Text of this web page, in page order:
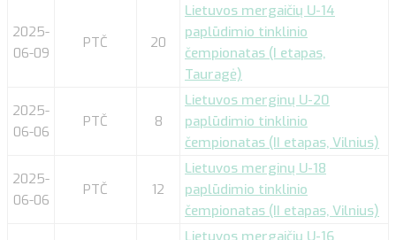
2025-
06-09
PTČ 20
Lietuvos mergaičių U-14
paplūdimio tinklinio
čempionatas (I etapas,
Tauragė)
2025-
06-06
PTČ 8
Lietuvos merginų U-20
paplūdimio tinklinio
čempionatas (II etapas, Vilnius)
2025-
06-06
PTČ 12
Lietuvos merginų U-18
paplūdimio tinklinio
čempionatas (II etapas, Vilnius)
Lietuvos mergaičių U-16